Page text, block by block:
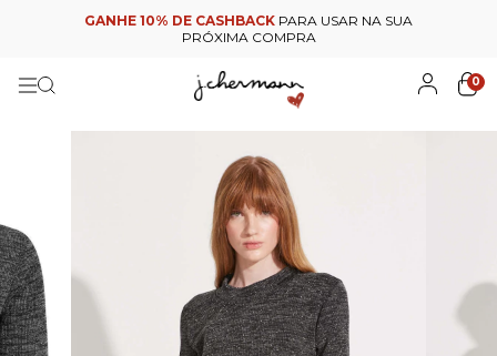
GANHE 10% DE CASHBACK PARA USAR NA SUA
PRÓXIMA COMPRA
0